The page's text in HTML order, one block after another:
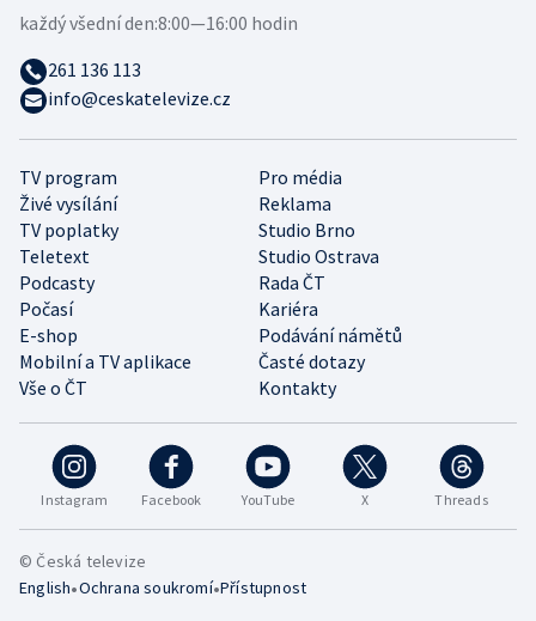
Instagram Facebook YouTube X Threads
TV program
Pro média
Živé vysílání
Reklama
TV poplatky
Studio Brno
Teletext
Studio Ostrava
Podcasty
Rada ČT
Počasí
Kariéra
E-shop
Podávání námětů
Mobilní a TV aplikace
Časté dotazy
Vše o ČT
Kontakty
každý všední den:8:00—16:00 hodin
261 136 113
info@ceskatelevize.cz
© Česká televize
English•Ochrana soukromí•Přístupnost